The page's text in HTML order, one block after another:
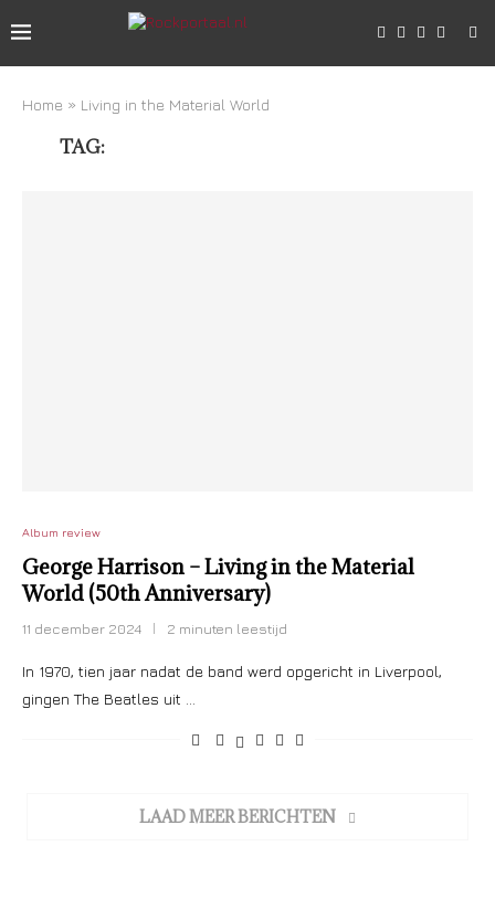
Home » Living in the Material World
TAG:
Album review
George Harrison – Living in the Material
World (50th Anniversary)
11 december 2024 2 minuten leestijd
In 1970, tien jaar nadat de band werd opgericht in Liverpool,
gingen The Beatles uit …
LAAD MEER BERICHTEN